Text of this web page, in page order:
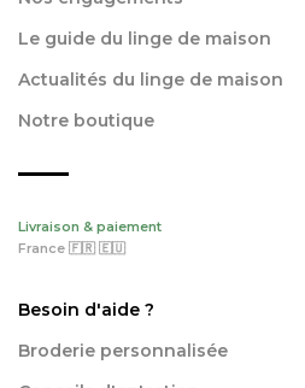
Le guide du linge de maison
Actualités du linge de maison
Notre boutique
Livraison & paiement
France 🇫🇷 🇪🇺
Besoin d'aide ?
Broderie personnalisée